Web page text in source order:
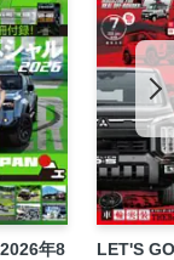
から
年8
LET'S